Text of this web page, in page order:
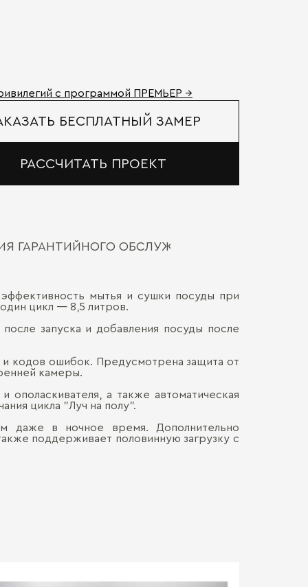
с программой ПРЕМЬЕР →
БЕСПЛАТНЫЙ ЗАМЕР
РАССЧИТАТЬ ПРОЕКТ
ГАРАНТИЙНОГО ОБСЛУЖИВАНИЯ
мытья и сушки посуды при
цикл — 8,5 литров.
запуска и добавления посуды после
кодов ошибок. Предусмотрена защита от
камеры.
а также автоматическая
цикла "Луч на полу".
даже в ночное время. Дополнительно
поддерживает половинную загрузку с